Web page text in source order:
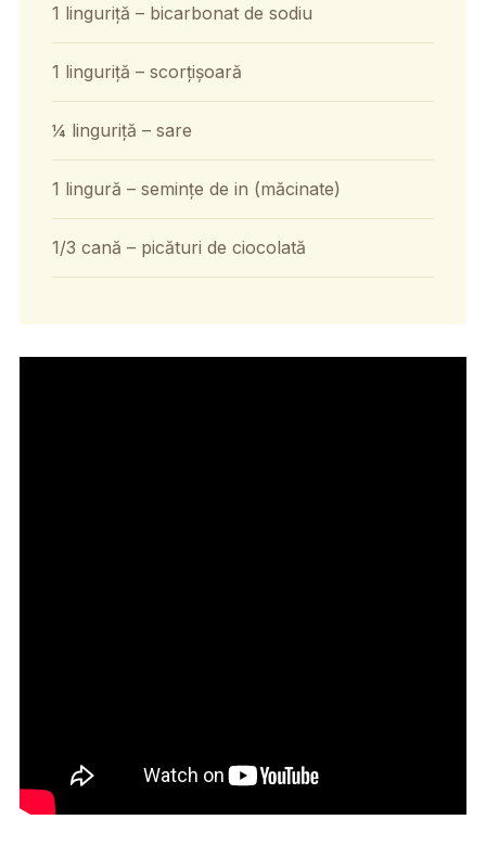
1 linguriță – bicarbonat de sodiu
1 linguriță – scorțișoară
¼ linguriță – sare
1 lingură – semințe de in (măcinate)
1/3 cană – picături de ciocolată